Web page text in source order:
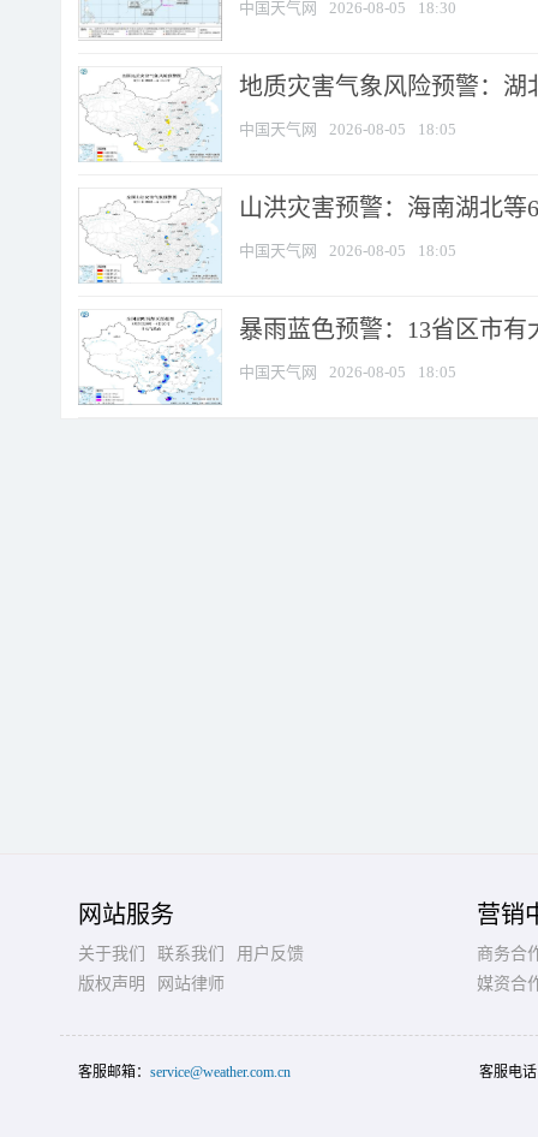
中国天气网 2026-08-05 18:30
地质灾害气象风险预警：湖
中国天气网 2026-08-05 18:05
山洪灾害预警：海南湖北
中国天气网 2026-08-05 18:05
暴雨蓝色预警：13省区市
中国天气网 2026-08-05 18:05
网站服务
关于我们 联系我们
用户反馈
版权声明
网站律师
营销
商务合
媒资合
客服邮箱： service@weather.com.cn 客服电